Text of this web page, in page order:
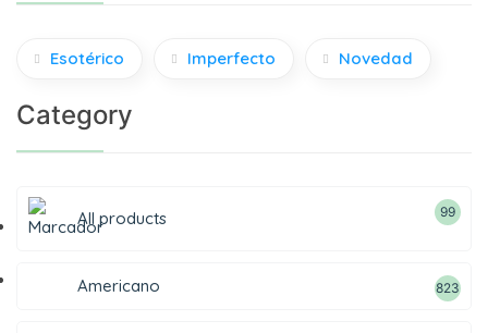
Esotérico Imperfecto Novedad
Category
All products 99
Americano 823